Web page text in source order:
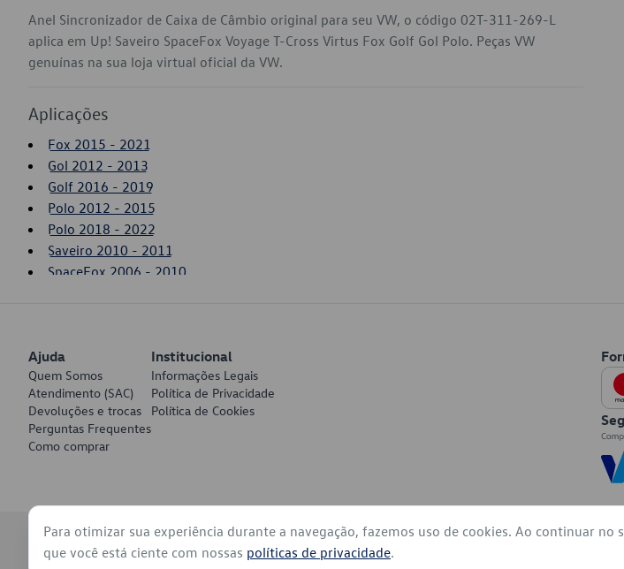
Anel Sincronizador de Caixa de Câmbio original para seu VW, o código 02T-311-269-L
aplica em Up! Saveiro SpaceFox Voyage T-Cross Virtus Fox Golf Gol Polo. Peças VW
genuínas na sua loja virtual oficial da VW.
Aplicações
Fox 2015 - 2021
Gol 2012 - 2013
Golf 2016 - 2019
Polo 2012 - 2015
Polo 2018 - 2022
Saveiro 2010 - 2011
SpaceFox 2006 - 2010
Voyage 2012 - 2013
Ajuda
Quem Somos
Atendimento (SAC)
Devoluções e trocas
Perguntas Frequentes
Como comprar
Institucional
Informações Legais
Política de Privacidade
Política de Cookies
© 2026 - Volkswagen do Brasil - Todos os direitos reservados
Para otimizar sua experiência durante a navegação, fazemos uso de cookies. Ao continuar no
que você está ciente com nossas políticas de privacidade.